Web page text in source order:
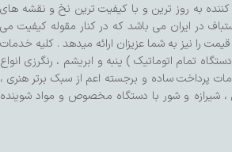
به روز ترین و با کیفیت ترین نخ و نقشه های
در ایران می باشد که در کنار مقوله کیفیت می
را نیز به شما عزیزان ارائه میدهد . کلیه خدمات
تمام اتوماتیک ) پنبه و ابریشم ، رنگرزی انواع
پرداخت ساده و برجسته اعم از سبک برتر هنری ،
شیرازه و شور با دستگاه مخصوص و مواد شوینده